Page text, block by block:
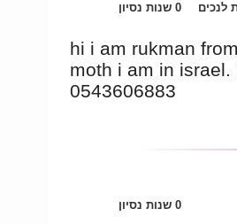
לנכים
0 שנות נסיון
hi i am rukman
moth i am in
0543606883
0 שנות נסיון